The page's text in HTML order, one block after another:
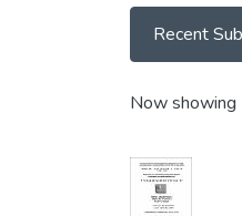
Recent
Recent
Now showing